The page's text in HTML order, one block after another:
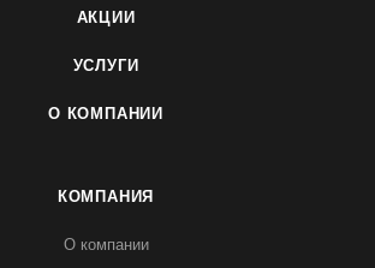
АКЦИИ
УСЛУГИ
О КОМПАНИИ
КОМПАНИЯ
О компании